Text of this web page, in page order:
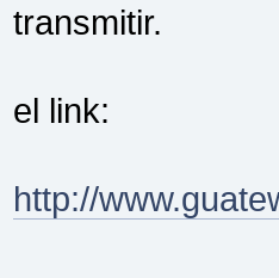
transmitir.
el link:
http://